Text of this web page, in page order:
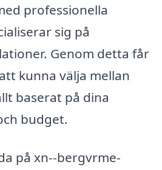
professionella
sig på
Genom detta får
kunna välja mellan
baserat på dina
budget.
på xn--bergvrme-